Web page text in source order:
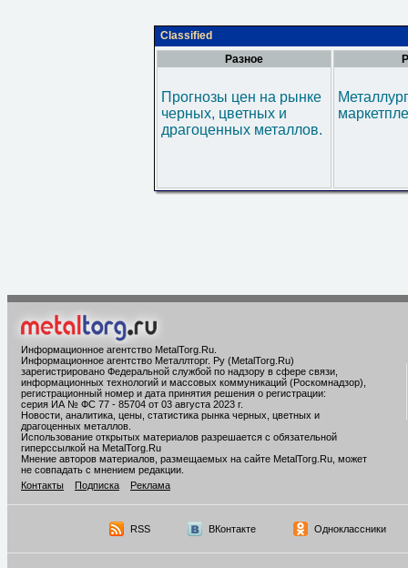
Classified
Разное
Прогнозы цен на рынке
черных, цветных и
драгоценных металлов.
Информационное агентство MetalTorg.Ru
Информационное агентство Металлторг. Ру (MetalTorg.Ru)
зарегистрировано Федеральной службой по надзору в сфере связи,
информационных технологий и массовых коммуникаций (Роскомнадзор),
регистрационный номер и дата принятия решения о регистрации:
серия ИА № ФС 77 - 85704 от 03 августа 2023 г.
Новости, аналитика, цены, статистика рынка черных, цветных и
драгоценных металлов.
Использование открытых материалов разрешается с обязательной
гиперссылкой на MetalTorg.Ru
Мнение авторов материалов, размещаемых на сайте MetalTorg.Ru, может
не совпадать с мнением редакции.
Контакты
Подписка Реклама
RSS ВКонтакте Одноклассники